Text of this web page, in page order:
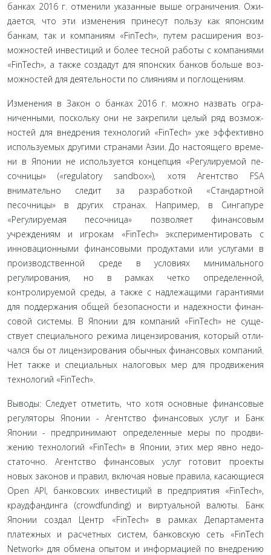
банках 2016 г. отменили указанные выше ограничения. Ожи­
дается, что эти изменения принесут пользу как японским
банкам, так и компаниям «FinTech», путем расширения воз­
можностей инвестиций и более тесной работы с компаниями
«FinTech», а также создадут для японских банков больше воз­
можностей для деятельности по слияниям и поглощениям.
Изменения в Закон о банках 2016 г. можно назвать огра­
ниченными, поскольку они не закрепили целый ряд возмож­
ностей для внедрения технологий «FinTech» уже эффективно
используемых другими странами Азии. До настоящего време­
ни в Японии не используется концепция «Регулируемой пе­
сочницы» («regulatory sandbox»), хотя Агентство FSA
вниматель­но следит за разработкой «Стандартной
песочницы» в других странах. Например, в Сингапуре
«Регулируемая песочница» позволяет финансовым
учреждениям и игрокам «FinTech» экс­периментировать с
инновационными финансовыми продук­тами или услугами в
производственной среде в условиях ми­нимального
регулирования, но в рамках четко определенной,
контролируемой среды, а также с надлежащими гарантиями
для поддержания общей безопасности и надежности финан­
совой системы. В Японии для компаний «FinTech» не суще­
ствует специального режима лицензирования, который отли­
чался бы от лицензирования обычных финансовых компаний.
Нет также и специальных налоговых мер для продвижения
технологий «FinTech».
Выводы: Следует отметить, что хотя основные финансо­вые
регуляторы Японии - Агентство финансовых услуг и Банк
Японии - предпринимают определенные меры по продви­
жению технологий «FinTech» в Японии, этих мер явно недо­
статочно. Агентство финансовых услуг готовит проекты
новых законов и правил, включая новые правила, касающиеся
Open API, банковских инвестиций в предприятия «FinTech»,
крауд­фандинга (crowdfunding) и виртуальной валюты. Банк
Японии создал Центр «FinTech» в рамках Департамента
платежных и расчетных систем, банковскую сеть «FinTech
Network» для обме­на опытом и информацией по внедрению